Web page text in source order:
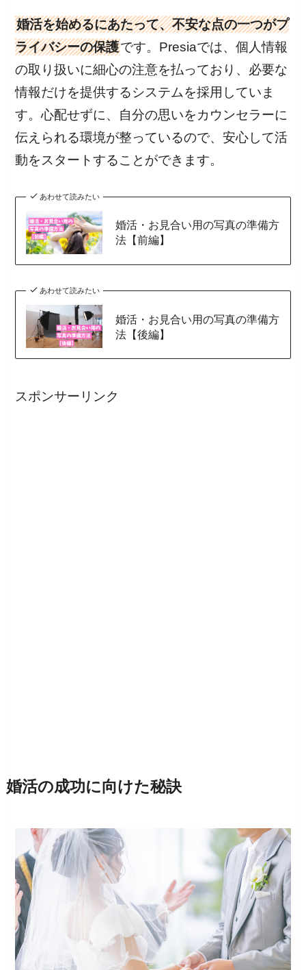
婚活を始めるにあたって、不安な点の一つがプ
ライバシーの保護です。Presiaでは、個人情報
の取り扱いに細心の注意を払っており、必要な
情報だけを提供するシステムを採用していま
す。心配せずに、自分の思いをカウンセラーに
伝えられる環境が整っているので、安心して活
動をスタートすることができます。
あわせて読みたい
婚活・お見合い用の写真の準備方
法【前編】
あわせて読みたい
婚活・お見合い用の写真の準備方
法【後編】
スポンサーリンク
婚活の成功に向けた秘訣